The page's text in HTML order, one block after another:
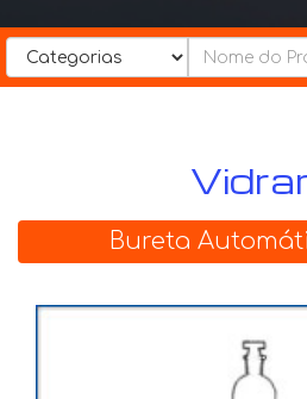
Bureta